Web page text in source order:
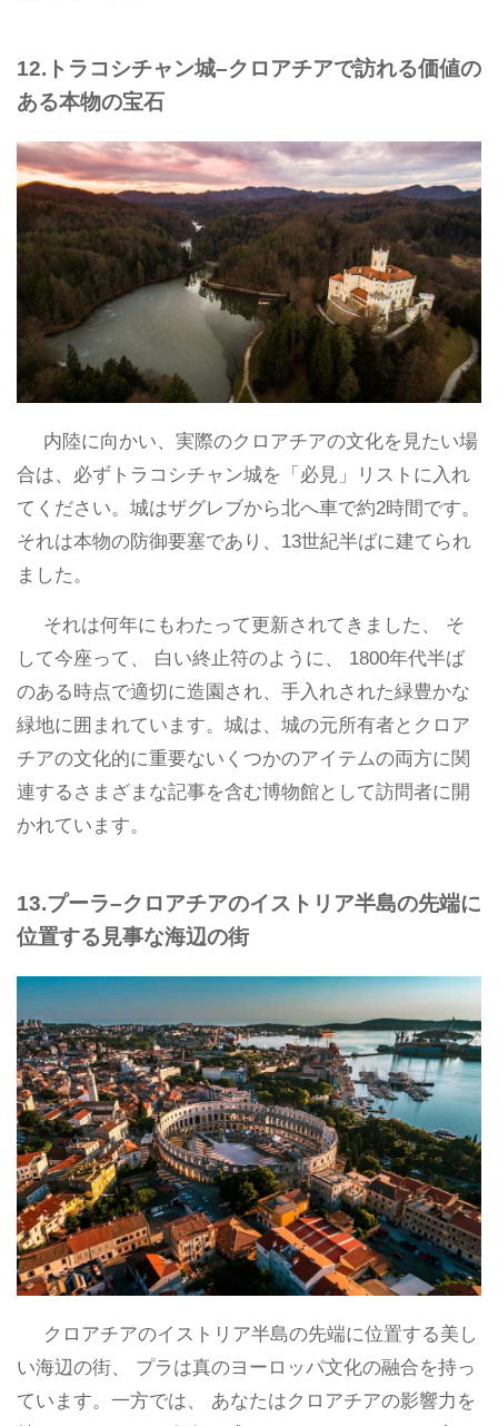
12.トラコシチャン城–クロアチアで訪れる価値の
ある本物の宝石
内陸に向かい、実際のクロアチアの文化を見たい場
合は、必ずトラコシチャン城を「必見」リストに入れ
てください。城はザグレブから北へ車で約2時間です。
それは本物の防御要塞であり、13世紀半ばに建てられ
ました。
それは何年にもわたって更新されてきました、 そ
して今座って、 白い終止符のように、 1800年代半ば
のある時点で適切に造園され、手入れされた緑豊かな
緑地に囲まれています。城は、城の元所有者とクロア
チアの文化的に重要ないくつかのアイテムの両方に関
連するさまざまな記事を含む博物館として訪問者に開
かれています。
13.プーラ–クロアチアのイストリア半島の先端に
位置する見事な海辺の街
クロアチアのイストリア半島の先端に位置する美し
い海辺の街、 プラは真のヨーロッパ文化の融合を持っ
ています。一方では、 あなたはクロアチアの影響力を